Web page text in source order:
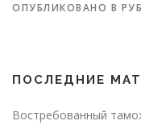
ОПУБЛИКОВАНО В
ПОСЛЕДНИЕ
Востребованный